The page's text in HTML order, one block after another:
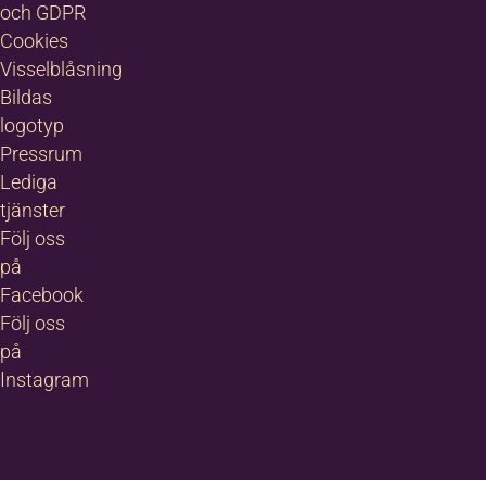
och GDPR
Cookies
Visselblåsning
Bildas
logotyp
Pressrum
Lediga
tjänster
Följ oss
på
Facebook
Följ oss
på
Instagram